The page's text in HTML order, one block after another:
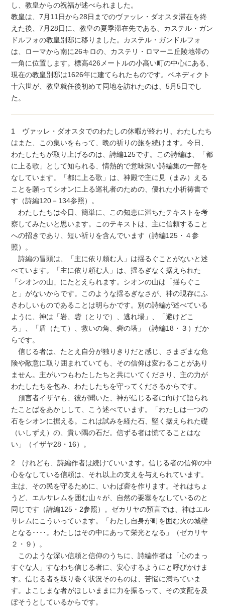
し、教皇からの祝福が述べられました。
教皇は、7月11日から28日までのヴァッレ・ダオスタ滞在を終
えた後、7月28日に、教皇の夏季滞在先である、カステル・ガン
ドルフォの教皇別邸に移りました。カステル・ガンドルフォ
は、ローマから南に26キロの、カステリ・ロマーニ丘陵地帯の
一角に位置します。標高426メートルの小高い町の中心にある、
現在の教皇別邸は1626年に建てられたものです。ベネディクト
十六世が、教皇就任後初めて同地を訪れたのは、5月5日でし
た。
1 ヴァッレ・ダオスタでのわたしの休暇が終わり、わたしたち
はまた、この集いをもって、晩の祈りの旅を続けます。今日、
わたしたちが取り上げるのは、詩編125です。この詩編は、「都
に上る歌」として知られる、情熱的で意味深い詩編集の一部を
なしています。「都に上る歌」は、神殿で主に見（まみ）える
ことを願ってシオンに上る巡礼者のための、優れた小祈祷書で
す（詩編120－134参照）。
わたしたちは今日、簡単に、この知恵に満ちたテキストを考
察してみたいと思います。このテキストは、主に信頼すること
への招きであり、短い祈りを含んでいます（詩編125・４参
照）。
詩編の冒頭は、「主に依り頼む人」は揺るぐことがないと述
べています。「主に依り頼む人」は、揺るぎなく据えられた
「シオンの山」にたとえられます。シオンの山は「揺らぐこ
と」がないからです。このような揺るぎなさが、神の現存にふ
さわしいものであることは明らかです。別の詩編が述べている
ように、神は「岩、砦（とりで）、逃れ場」、「避けどこ
ろ」、「盾（たて）、救いの角、砦の塔」（詩編18・３）だか
らです。
信じる者は、たとえ自分が独りきりだと感じ、さまざまな危
険や敵意に取り囲まれていても、その信仰は変わることがあり
ません。主がいつもわたしたちと共にいてくださり、主の力が
わたしたちを包み、わたしたちを守ってくださるからです。
預言者イザヤも、彼が聞いた、神が信じる者に向けて語られ
たことばをあかしして、こう述べています。「わたしは一つの
石をシオンに据える。これは試みを経た石、堅く据えられた礎
（いしずえ）の、貴い隅の石だ。信ずる者は慌てることはな
い」（イザヤ28・16）。
2 けれども、詩編作者は続けていいます。信じる者の信仰の中
心をなしている信頼は、それ以上の支えを与えられています。
主は、その民を守るために、いわば砦を作ります。それはちょ
うど、エルサレムを囲む山々が、自然の要塞をなしているのと
同じです（詩編125・2参照）。ゼカリヤの預言では、神はエル
サレムにこういっています。「わたし自身が町を囲む火の城壁
となる････。わたしはその中にあって栄光となる」（ゼカリヤ
２・９）。
このような深い信頼と信仰のうちに、詩編作者は「心のまっ
すぐな人」すなわち信じる者に、安心するようにと呼びかけま
す。信じる者を取り巻く状況そのものは、苦悩に満ちていま
す。よこしまな者がほしいままに力を振るって、その支配を及
ぼそうとしているからです。